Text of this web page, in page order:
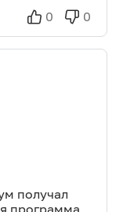
0 0
получал
программа,